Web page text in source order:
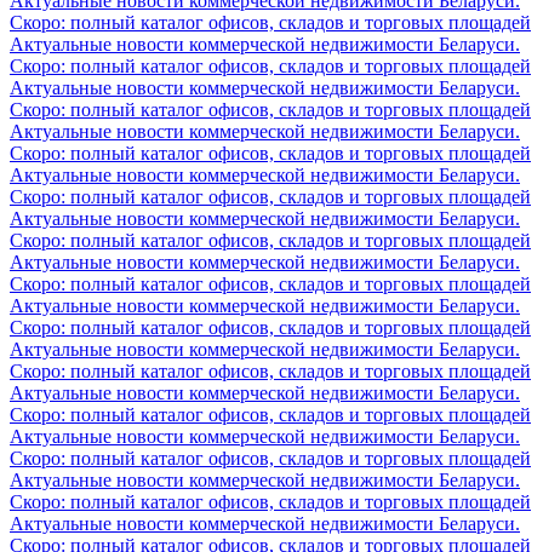
Скоро: полный каталог офисов, складов и торговых площадей
Актуальные новости коммерческой недвижимости Беларуси.
Скоро: полный каталог офисов, складов и торговых площадей
Актуальные новости коммерческой недвижимости Беларуси.
Скоро: полный каталог офисов, складов и торговых площадей
Актуальные новости коммерческой недвижимости Беларуси.
Скоро: полный каталог офисов, складов и торговых площадей
Актуальные новости коммерческой недвижимости Беларуси.
Скоро: полный каталог офисов, складов и торговых площадей
Актуальные новости коммерческой недвижимости Беларуси.
Скоро: полный каталог офисов, складов и торговых площадей
Актуальные новости коммерческой недвижимости Беларуси.
Скоро: полный каталог офисов, складов и торговых площадей
Актуальные новости коммерческой недвижимости Беларуси.
Скоро: полный каталог офисов, складов и торговых площадей
Актуальные новости коммерческой недвижимости Беларуси.
Скоро: полный каталог офисов, складов и торговых площадей
Актуальные новости коммерческой недвижимости Беларуси.
Скоро: полный каталог офисов, складов и торговых площадей
Актуальные новости коммерческой недвижимости Беларуси.
Скоро: полный каталог офисов, складов и торговых площадей
Актуальные новости коммерческой недвижимости Беларуси.
Скоро: полный каталог офисов, складов и торговых площадей
Актуальные новости коммерческой недвижимости Беларуси.
Скоро: полный каталог офисов, складов и торговых площадей